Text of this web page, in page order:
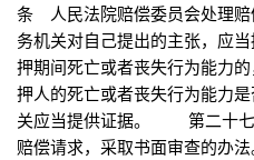
条 人民法院赔偿委员会处理赔
务机关对自己提出的主张，
押期间死亡或者丧失行为能力
押人的死亡或者丧失行为能力
关应当提供证据。 第二十七
赔偿请求，采取书面审查的办